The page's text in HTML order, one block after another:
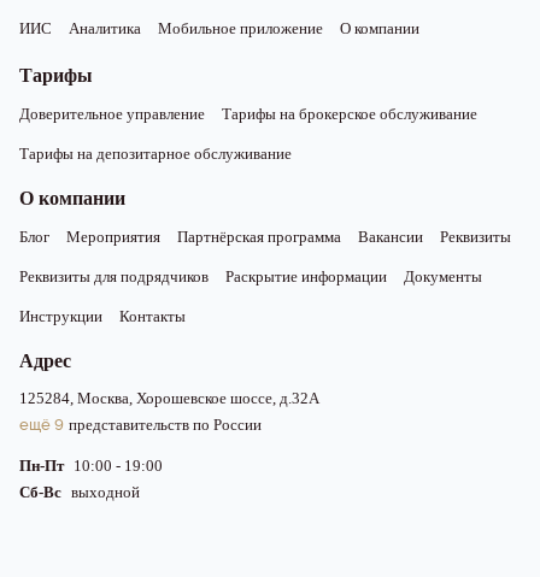
ИИС Аналитика Мобильное приложение О компании
Тарифы
Доверительное управление Тарифы на брокерское обслуживание
Тарифы на депозитарное обслуживание
О компании
Блог Мероприятия Партнёрская программа Вакансии Реквизиты
Реквизиты для подрядчиков Раскрытие информации Документы
Инструкции Контакты
Адрес
125284, Москва, Хорошевское шоссе, д.32А
ещё 9 представительств по России
Пн-Пт 10:00 - 19:00
Сб-Вс выходной